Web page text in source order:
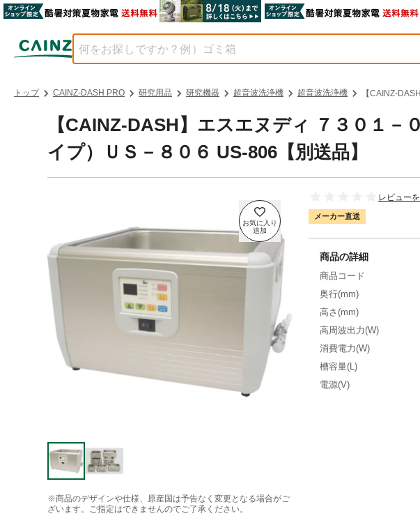
トップ CAINZ-DASH PRO 研究用品 研究機器 超音波洗浄機 超音波洗浄機 【CAINZ-
【CAINZ-DASH】エスエヌディ ７３０１－
イプ）ＵＳ－８０６ US-806【別送品】
※商品のデザインや仕様、原産国は予告なく変更となる場合がご
ざいます。ご指定はできませんのでご了承ください。
レビューを
メーカー直送
商品の詳細
商品コード
奥行(mm)
高さ(mm)
高周波出力(W)
消費電力(W)
槽容量(L)
電源(V)